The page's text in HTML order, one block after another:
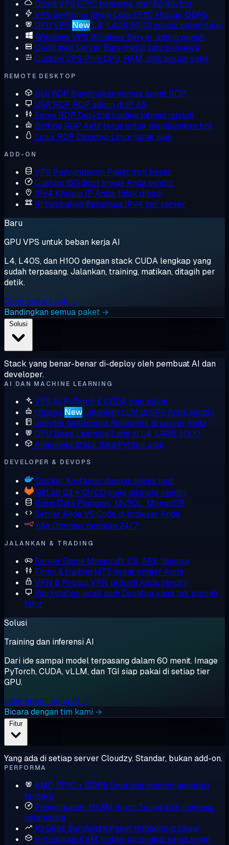
Cloud VPS EPYC bersama, dari $2,48/bln
VPS performa tinggi Core EPYC khusus, DDR5
GPU VPS New L4, L40S, H100 sesuai permintaan
Windows VPS Windows Server, admin penuh
Dedicated Server Bare metal satu penyewa
Custom VPS Pilih CPU, RAM, disk sesuai spek
REMOTE DESKTOP
Beli RDP Bandingkan semua paket RDP
USA RDP RDP admin di IP AS
Forex RDP Desktop trading latensi rendah
Botting RDP Aktif terus untuk menjalankan bot
Linux RDP Desktop Linux, jarak jauh
ADD-ON
VPS Penyimpanan Paket disk besar
Custom ISO Boot image Anda sendiri
IPv4 Khusus IP Anda, tidak dibagi
IP tambahan Beberapa IPv4 per server
Baru
GPU VPS untuk beban kerja AI
L4, L40S, dan H100 dengan stack CUDA lengkap yang
sudah terpasang. Jalankan, training, matikan, ditagih per
detik.
Coba gratis 1 jam →
Bandingkan semua paket →
Stack yang benar-benar di-deploy oleh pembuat AI dan
developer.
AI DAN MACHINE LEARNING
VPS AI PyTorch & CUDA siap pakai
Ollama NewJalankan LLM di VPS Anda sendiri
Jupyter Notebooks Notebook di server Anda
GPU Deep Learning Latih di L4, L40S, H100
AnacondaStack data Python, siap
DEVELOPER & DEVOPS
Docker Kontainer dengan akses root
GitLab Git + CI/CD yang dikelola sendiri
Basis Data Postgres, MySQL, MongoDB
Server KodeVS Code di browser Anda
n8n Otomasi berjalan 24/7
JALANKAN & TRADING
Server Game Minecraft, CS, ARK, lainnya
Forex & trading MT5 dekat broker Anda
VPN & Privasi VPN pribadi Anda sendiri
Workstation jarak jauh Desktop yang tak pernah
tidur
Solusi
Training dan inferensi AI
Dari ide sampai model terpasang dalam 60 menit. Image
PyTorch, CUDA, vLLM, dan TGI siap pakai di setiap tier
GPU.
Lihat beban kerja AI →
Bicara dengan tim kami →
Fitur
Yang ada di setiap server Cloudzy. Standar, bukan add-on.
PERFORMA
AMD EPYC + DDR5 Core dan memori generasi
terbaru
Penyimpanan NVMe murni Tanpa disk mekanis,
selamanya
10 Gbps Bandwidth Paket throughput tinggi
Virtualisasi KVM Isolasi perangkat keras sejati